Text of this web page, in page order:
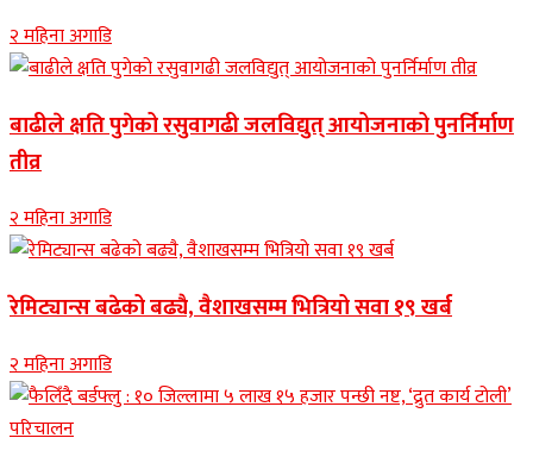
२ महिना अगाडि
बाढीले क्षति पुगेको रसुवागढी जलविद्युत् आयोजनाको पुनर्निर्माण
तीव्र
२ महिना अगाडि
रेमिट्यान्स बढेको बढ्यै, वैशाखसम्म भित्रियो सवा १९ खर्ब
२ महिना अगाडि